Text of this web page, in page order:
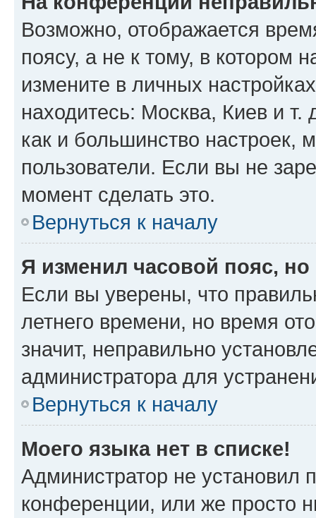
Возможно, отображается
поясу, а не к тому, в котором
измените в личных
находитесь: Москва, Киев и т.
как и большинство настроек,
пользователи. Если вы не
момент сделать это.
Вернуться к началу
Я изменил часовой пояс,
Если вы уверены, что
летнего времени, но время
значит, неправильно
администратора для
Вернуться к началу
Моего языка нет в списке!
Администратор не установил
конференции, или же просто